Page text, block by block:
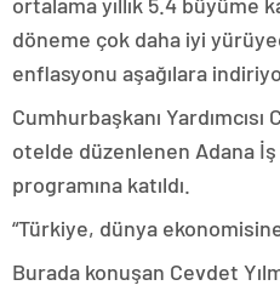
döneme çok daha iyi
enflasyonu aşağılara
Cumhurbaşkanı
otelde düzenlenen Adana İş
programına katıldı.
“Türkiye, dünya
Burada konuşan Cevdet